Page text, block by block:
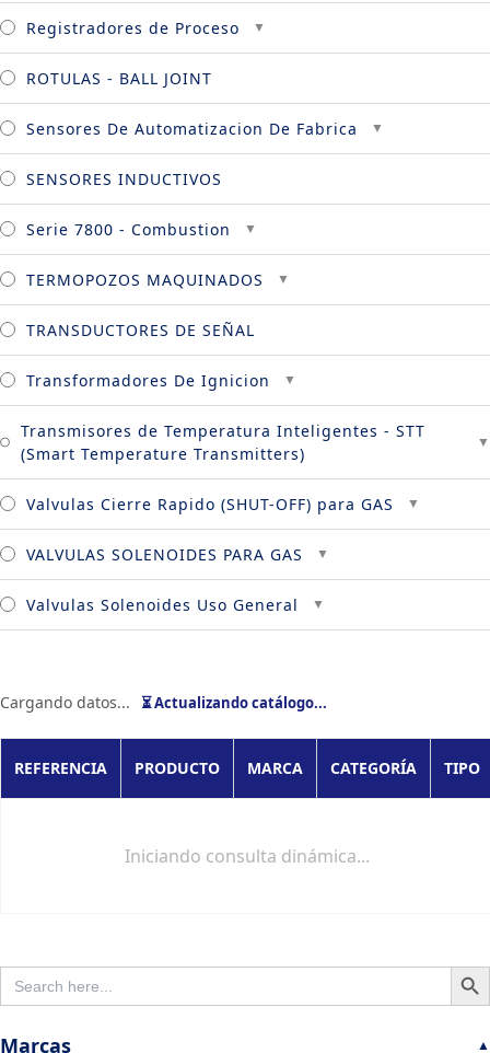
Registradores de Proceso
ROTULAS - BALL JOINT
Sensores De Automatizacion De Fabrica
SENSORES INDUCTIVOS
Serie 7800 - Combustion
TERMOPOZOS MAQUINADOS
TRANSDUCTORES DE SEÑAL
Transformadores De Ignicion
Transmisores de Temperatura Inteligentes - STT
(Smart Temperature Transmitters)
Valvulas Cierre Rapido (SHUT-OFF) para GAS
VALVULAS SOLENOIDES PARA GAS
Valvulas Solenoides Uso General
Cargando datos... ⏳ Actualizando catálogo...
REFERENCIA PRODUCTO MARCA CATEGORÍA TIPO
Iniciando consulta dinámica...
SEARCH
FOR:
SEARCH
Marcas